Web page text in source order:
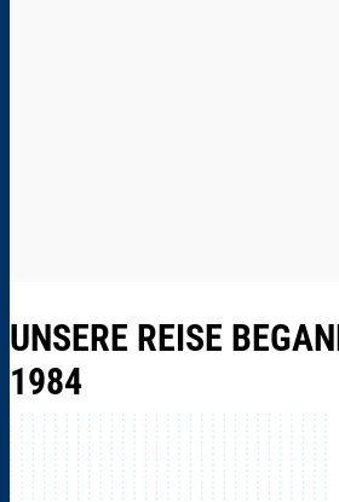
UNSERE REISE
1984